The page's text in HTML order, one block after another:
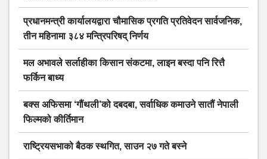
प्रधानमन्त्री कार्यालयद्वारा चौमासिक प्रगति प्रतिवेदन सार्वजनिक,
तीन महिनामा ३८४ मन्त्रिपरिषद् निर्णय
मल अभावले सर्लाहीका किसान संकटमा, लाइन बस्दा पनि रित्तै
फर्किन बाध्य
बक्स अफिसमा ‘गौंथली’को दबदबा, सर्वाधिक कमाउने सातौं नेपाली
फिल्मको कीर्तिमान
राष्ट्रियसभाको बैठक स्थगित, साउन २७ गते बस्ने